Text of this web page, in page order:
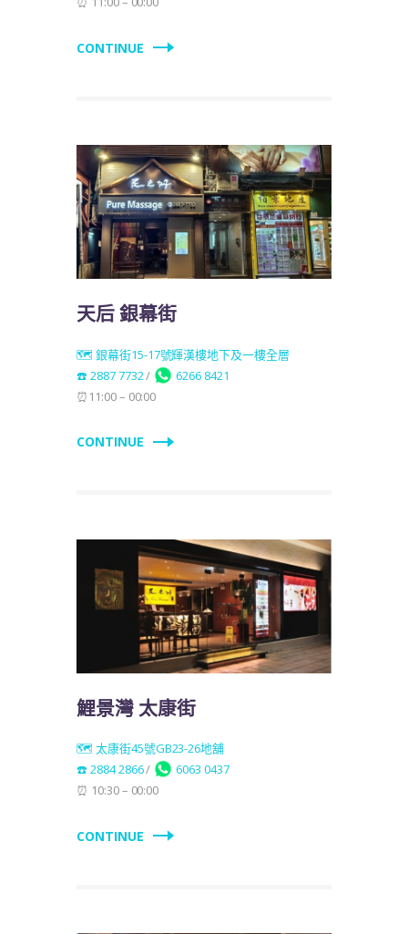
CONTINUE
天后 銀幕街
🗺️ 銀幕街15-17號輝漢樓地下及一樓全層
☎️ 2887 7732/
6266 8421
⏰11:00 – 00:00
CONTINUE
鯉景灣 太康街
🗺️ 太康街45號GB23-26地舖
☎️ 2884 2866/
6063 0437
⏰ 10:30 – 00:00
CONTINUE